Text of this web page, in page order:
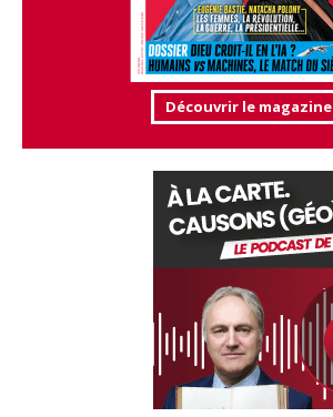
Découvrir le magazine